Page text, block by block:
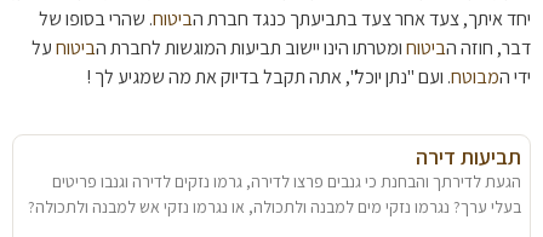
יחד איתך, צעד אחר צעד בתביעתך כנגד חברת הביטוח. שהרי בסופו של
דבר, חוזה הביטוחומטרתו הינו יישוב תביעות המוגשות לחברת הביטוחעל
ידי המבוטח. ועם "נתן יוכל", אתה תקבל בדיוק את מה שמגיע לך !
תביעות דירה
הגעת לדירתך והבחנת כי גנבים פרצו לדירה, גרמו נזקים לדירה וגנבו פריטים
בעלי ערך? נגרמו נזקי מים למבנה ולתכולה, או נגרמו נזקי אש למבנה ולתכולה?